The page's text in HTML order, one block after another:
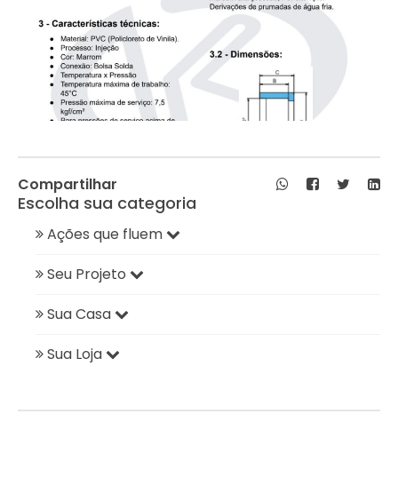
Compartilhar
Escolha sua categoria
Ações que fluem
Seu Projeto
Sua Casa
Sua Loja